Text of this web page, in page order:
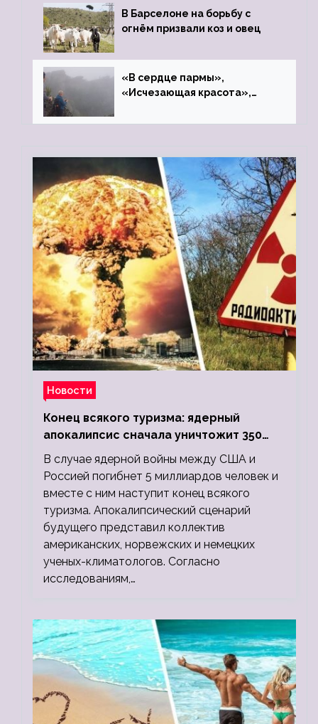
В Барселоне на борьбу с
огнём призвали коз и овец
«В сердце пармы»,
«Исчезающая красота»,
Новости
Конец всякого туризма: ядерный
апокалипсис сначала уничтожит 350
миллионов, а потом 5 миллиардов
людей
В случае ядерной войны между США и
Россией погибнет 5 миллиардов человек и
вместе с ним наступит конец всякого
туризма. Апокалипсический сценарий
будущего представил коллектив
американских, норвежских и немецких
ученых-климатологов. Согласно
исследованиям,…